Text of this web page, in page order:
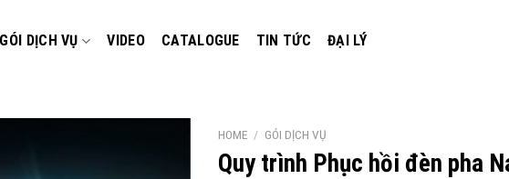
GÓI DỊCH VỤ VIDEO CATALOGUE TIN TỨC ĐẠI LÝ
HOME / GÓI DỊCH VỤ
Quy trình Phục hồi đèn pha